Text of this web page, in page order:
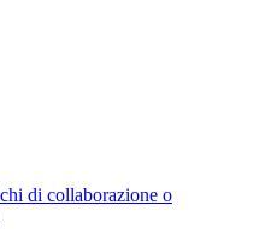
di collaborazione o